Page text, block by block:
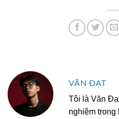
VĂN ĐẠT
Tôi là Văn
nghiệm